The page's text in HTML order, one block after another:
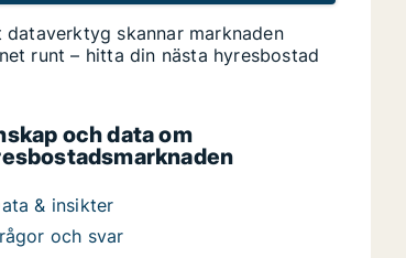
dataverktyg skannar marknaden
runt – hitta din nästa hyresbostad
och data om
& insikter
och svar